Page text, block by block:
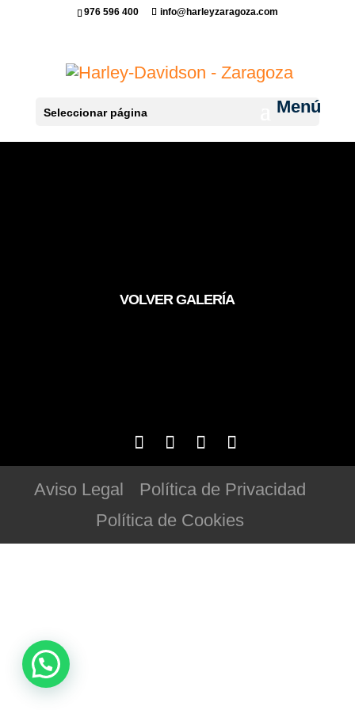
976 596 400 info@harleyzaragoza.com
Seleccionar página
VOLVER GALERÍA
Aviso Legal
Política de Privacidad
Política de Cookies